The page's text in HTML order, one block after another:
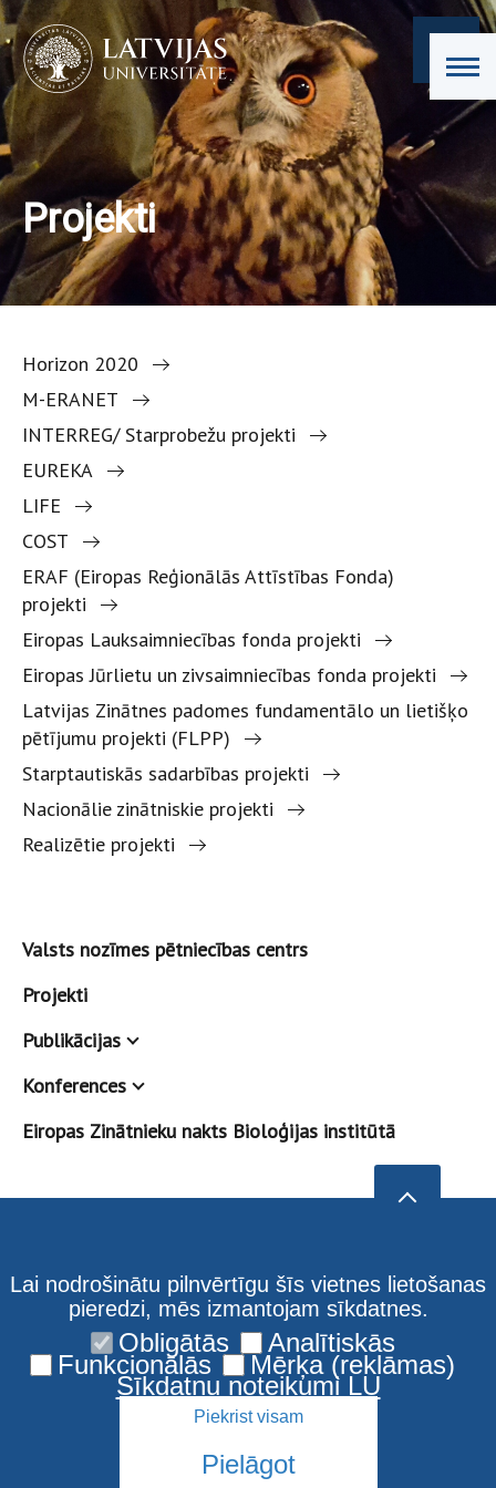
Projekti
Horizon 2020
M-ERANET
INTERREG/ Starprobežu projekti
EUREKA
LIFE
COST
ERAF (Eiropas Reģionālās Attīstības Fonda)
projekti
Eiropas Lauksaimniecības fonda projekti
Eiropas Jūrlietu un zivsaimniecības fonda projekti
Latvijas Zinātnes padomes fundamentālo un lietišķo
pētījumu projekti (FLPP)
Starptautiskās sadarbības projekti
Nacionālie zinātniskie projekti
Realizētie projekti
Valsts nozīmes pētniecības centrs
Projekti
Publikācijas
Konferences
Eiropas Zinātnieku nakts Bioloģijas institūtā
Lai nodrošinātu pilnvērtīgu šīs vietnes lietošanas
pieredzi, mēs izmantojam sīkdatnes.
Obligātās Analītiskās
Funkcionālās Mērķa (reklāmas)
Sīkdatņu noteikumi LU
Piekrist visam
Pielāgot